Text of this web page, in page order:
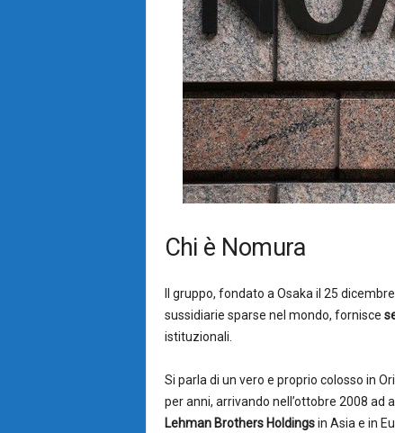
Chi è Nomura
Il gruppo, fondato a Osaka il 25
sussidiarie sparse nel mondo, fornisce
istituzionali.
Si parla di un vero e proprio colosso in
per anni, arrivando nell’ottobre 2008 ad
Lehman Brothers Holdingsin Asia e in